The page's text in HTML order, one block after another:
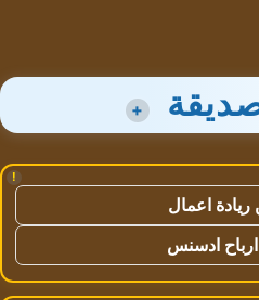
+
!
ريادة اعمال
ادسنس